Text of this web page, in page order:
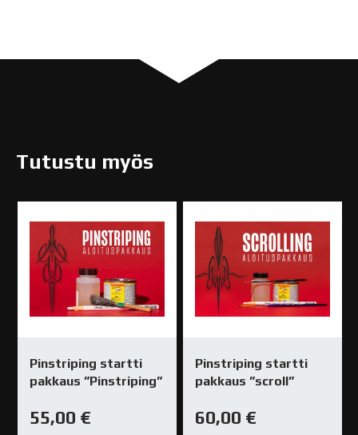
Tutustu myös
Pinstriping startti
pakkaus ”Pinstriping”
55,00 €
Pinstriping startti
pakkaus ”scroll”
60,00 €